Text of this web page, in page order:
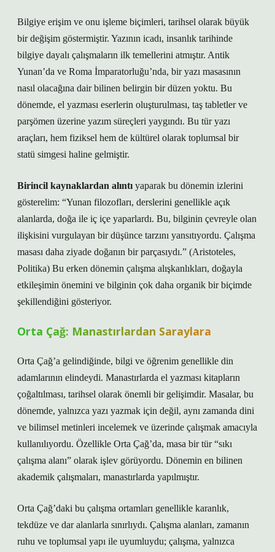
Bilgiye erişim ve onu işleme biçimleri, tarihsel olarak büyük
bir değişim göstermiştir. Yazının icadı, insanlık tarihinde
bilgiye dayalı çalışmaların ilk temellerini atmıştır. Antik
Yunan’da ve Roma İmparatorluğu’nda, bir yazı masasının
nasıl olacağına dair bilinen belirgin bir düzen yoktu. Bu
dönemde, el yazması eserlerin oluşturulması, taş tabletler ve
parşömen üzerine yazım süreçleri yaygındı. Bu tür yazı
araçları, hem fiziksel hem de kültürel olarak toplumsal bir
statü simgesi haline gelmiştir.
Birincil kaynaklardan alıntı yaparak bu dönemin izlerini
gösterelim: “Yunan filozofları, derslerini genellikle açık
alanlarda, doğa ile iç içe yaparlardı. Bu, bilginin çevreyle olan
ilişkisini vurgulayan bir düşünce tarzını yansıtıyordu. Çalışma
masası daha ziyade doğanın bir parçasıydı.” (Aristoteles,
Politika) Bu erken dönemin çalışma alışkanlıkları, doğayla
etkileşimin önemini ve bilginin çok daha organik bir biçimde
şekillendiğini gösteriyor.
Orta Çağ: Manastırlardan Saraylara
Orta Çağ’a gelindiğinde, bilgi ve öğrenim genellikle din
adamlarının elindeydi. Manastırlarda el yazması kitapların
çoğaltılması, tarihsel olarak önemli bir gelişimdir. Masalar, bu
dönemde, yalnızca yazı yazmak için değil, aynı zamanda dini
ve bilimsel metinleri incelemek ve üzerinde çalışmak amacıyla
kullanılıyordu. Özellikle Orta Çağ’da, masa bir tür “sıkı
çalışma alanı” olarak işlev görüyordu. Dönemin en bilinen
akademik çalışmaları, manastırlarda yapılmıştır.
Orta Çağ’daki bu çalışma ortamları genellikle karanlık,
tekdüze ve dar alanlarla sınırlıydı. Çalışma alanları, zamanın
ruhu ve toplumsal yapı ile uyumluydu; çalışma, yalnızca